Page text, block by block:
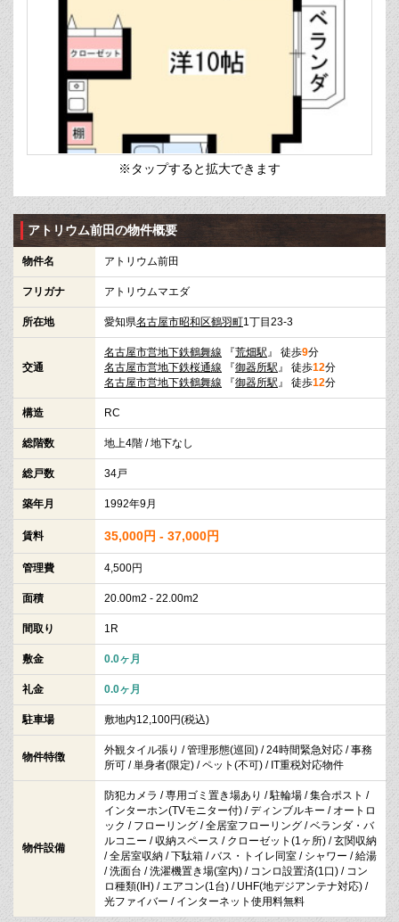
※タップすると拡大できます
アトリウム前田の物件概要
物件名 アトリウム前田
フリガナ アトリウムマエダ
所在地 愛知県名古屋市昭和区鶴羽町1丁目23-3
交通
名古屋市営地下鉄鶴舞線 『荒畑駅 』 徒歩9分
名古屋市営地下鉄桜通線 『御器所駅 』 徒歩12分
名古屋市営地下鉄鶴舞線 『御器所駅 』 徒歩12分
構造 RC
総階数 地上4階 / 地下なし
総戸数 34戸
築年月 1992年9月
賃料 35,000円 - 37,000円
管理費 4,500円
面積 20.00m2 - 22.00m2
間取り 1R
敷金 0.0ヶ月
礼金 0.0ヶ月
駐車場 敷地内12,100円(税込)
物件特徴
外観タイル張り / 管理形態(巡回) / 24時間緊急対応 / 事務
所可 / 単身者(限定) / ペット(不可) / IT重税対応物件
物件設備
防犯カメラ / 専用ゴミ置き場あり / 駐輪場 / 集合ポスト /
インターホン(TVモニター付) / ディンブルキー / オートロ
ック / フローリング / 全居室フローリング / ベランダ・バ
ルコニー / 収納スペース / クローゼット(1ヶ所) / 玄関収納
/ 全居室収納 / 下駄箱 / バス・トイレ同室 / シャワー / 給湯
/ 洗面台 / 洗濯機置き場(室内) / コンロ設置済(1口) / コン
ロ種類(IH) / エアコン(1台) / UHF(地デジアンテナ対応) /
光ファイバー / インターネット使用料無料